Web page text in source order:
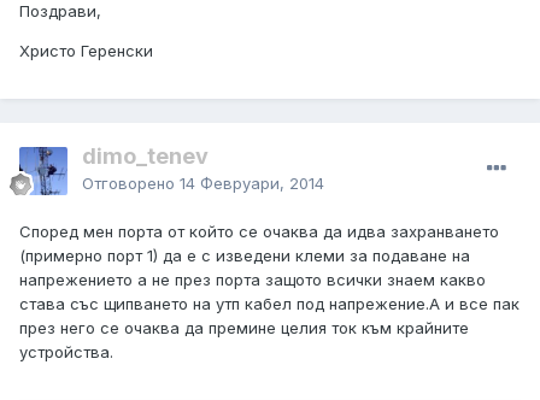
Поздрави,
Христо Геренски
dimo_tenev
Отговорено 14 Февруари, 2014
Според мен порта от който се очаква да идва захранването
(примерно порт 1) да е с изведени клеми за подаване на
напрежението а не през порта защото всички знаем какво
става със щипването на утп кабел под напрежение.А и все пак
през него се очаква да премине целия ток към крайните
устройства.